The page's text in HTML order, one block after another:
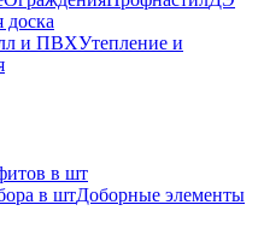
доска
и ПВХУтепление и
в шт
в штДоборные элементы